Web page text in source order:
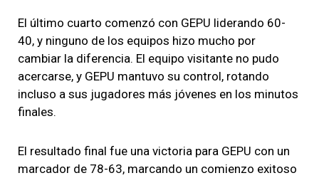
El último cuarto comenzó con GEPU liderando 60-
40, y ninguno de los equipos hizo mucho por
cambiar la diferencia. El equipo visitante no pudo
acercarse, y GEPU mantuvo su control, rotando
incluso a sus jugadores más jóvenes en los minutos
finales.
El resultado final fue una victoria para GEPU con un
marcador de 78-63, marcando un comienzo exitoso